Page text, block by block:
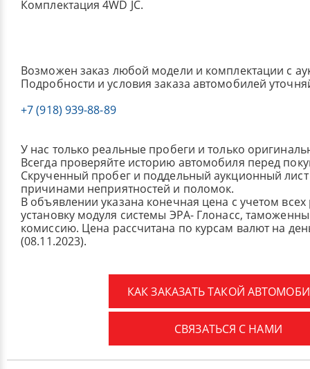
Комплектация 4WD JC.
Возможен заказ любой модели и комплектации с
Подробности и условия заказа автомобилей
+7 (918) 939-88-89
У нас только реальные пробеги и только
Всегда проверяйте историю автомобиля перед
Скрученный пробег и поддельный аукционный лист
причинами неприятностей и поломок.
В объявлении указана конечная цена с учетом
установку модуля системы ЭРА- Глонасс,
комиссию. Цена рассчитана по курсам валют на
(08.11.2023).
КАК ЗАКАЗАТЬ ТАКОЙ
СВЯЗАТЬСЯ С НАМИ